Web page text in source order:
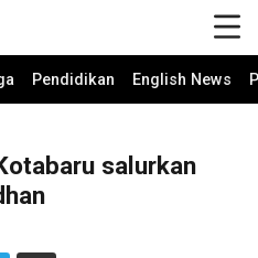
Pendidikan English News
salurkan